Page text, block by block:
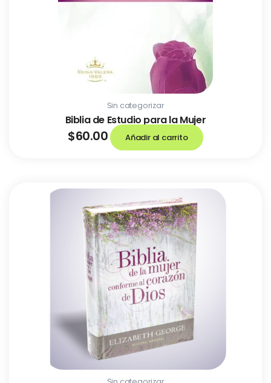
Sin categorizar
Biblia de Estudio para la Mujer
$60.00 Añadir al carrito